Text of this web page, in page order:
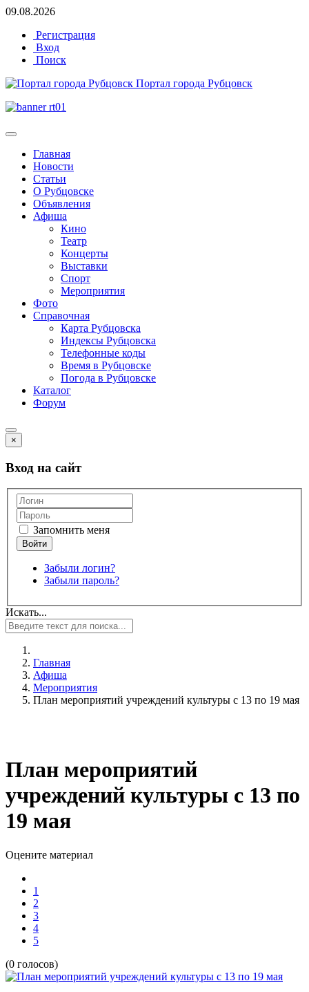
09.08.2026
Регистрация
Вход
Поиск
Портал города Рубцовск
Главная
Новости
Статьи
О Рубцовске
Объявления
Афиша
Кино
Театр
Концерты
Выставки
Спорт
Мероприятия
Фото
Справочная
Карта Рубцовска
Индексы Рубцовска
Телефонные коды
Время в Рубцовске
Погода в Рубцовске
Каталог
Форум
×
Вход на сайт
Запомнить меня
Забыли логин?
Забыли пароль?
Искать...
Главная
Афиша
Мероприятия
План мероприятий учреждений культуры с 13 по 19 мая
План мероприятий
учреждений культуры с 13 по
19 мая
Оцените материал
1
2
3
4
5
(0 голосов)